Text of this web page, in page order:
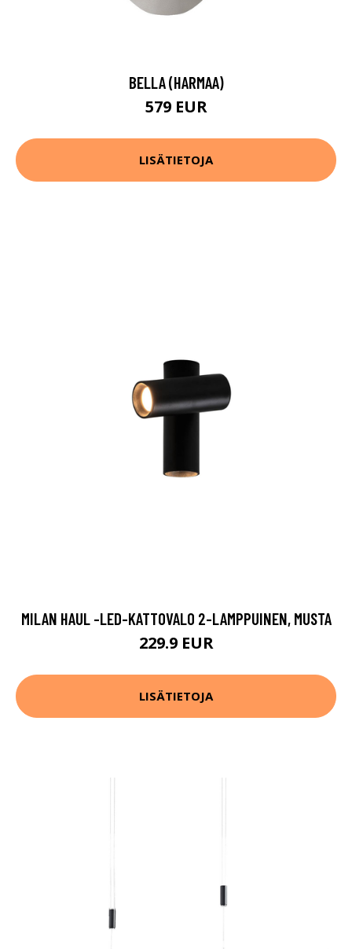
BELLA (HARMAA)
579 EUR
LISÄTIETOJA
MILAN HAUL -LED-KATTOVALO 2-LAMPPUINEN, MUSTA
229.9 EUR
LISÄTIETOJA